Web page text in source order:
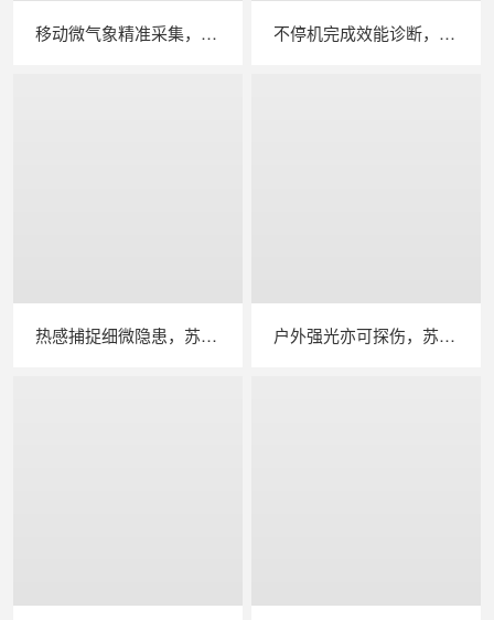
移动微气象精准采集，苏州 LAILX LXH506 便携式气象站补齐光伏检测环境数据短板 不停机完成效能诊断，苏州 LAILX LX‑PE93 逆变器综合测试仪筑牢光伏电站效能底座
热感捕捉细微隐患，苏州 LAILX LX‑F300 手持红外热成像仪赋能光伏安全运维 户外强光亦可探伤，苏州 LAILX LXG30 便携式 EL 检测仪重塑光伏组件无损检测标准